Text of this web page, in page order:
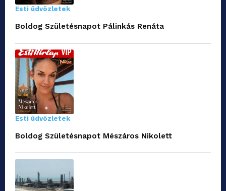
Esti üdvözletek
Boldog Születésnapot Pálinkás Renáta
Esti üdvözletek
Boldog Születésnapot Mészáros Nikolett